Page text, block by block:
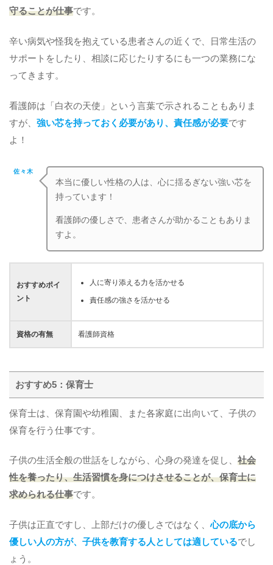
守ることが仕事です。
辛い病気や怪我を抱えている患者さんの近くで、日常生活の
サポートをしたり、相談に応じたりするにも一つの業務にな
ってきます。
看護師は「白衣の天使」という言葉で示されることもありま
すが、 強い芯を持っておく必要があり、責任感が必要です
よ！
佐々木
本当に優しい性格の人は、心に揺るぎない強い芯を
持っています！
看護師の優しさで、患者さんが助かることもありま
すよ。
おすすめポイ
ント
人に寄り添える力を活かせる
責任感の強さを活かせる
資格の有無 看護師資格
おすすめ5：保育士
保育士は、保育園や幼稚園、また各家庭に出向いて、子供の
保育を行う仕事です。
子供の生活全般の世話をしながら、心身の発達を促し、 社会
性を養ったり、生活習慣を身につけさせることが、保育士に
求められる仕事です。
子供は正直ですし、上部だけの優しさではなく、心の底から
優しい人の方が、子供を教育する人としては適しているでし
ょう。